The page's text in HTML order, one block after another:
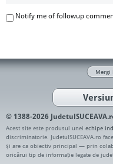
Notify me of followup
Mergi
© 1388-2026
Acest site este produsul unei echipe
discriminatorie. JudetulSUCEAVA.ro
și are ca obiectiv principal — prin
oricărui tip de informație legate de